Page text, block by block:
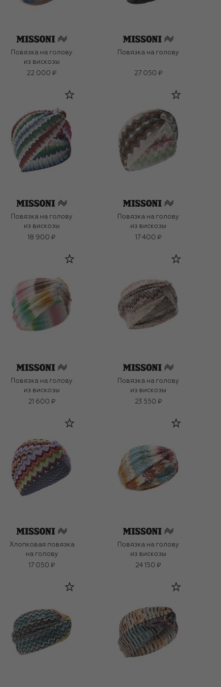
Повязка на голову
из вискозы
22 000 ₽
Повязка на голову
27 050 ₽
Повязка на голову
из вискозы
18 900 ₽
Повязка на голову
из вискозы
17 400 ₽
Повязка на голову
из вискозы
21 600 ₽
Повязка на голову
из вискозы
23 550 ₽
Хлопковая повязка
на голову
17 050 ₽
Повязка на голову
из вискозы
24 150 ₽